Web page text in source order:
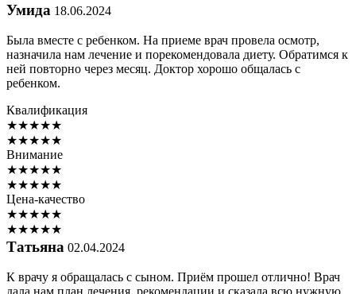
Умида 18.06.2024
Была вместе с ребенком. На приеме врач провела осмотр,
назначила нам лечение и порекомендовала диету. Обратимся к
ней повторно через месяц. Доктор хорошо общалась с
ребенком.
Квалификация
★★★★★
★★★★★
Внимание
★★★★★
★★★★★
Цена-качество
★★★★★
★★★★★
Татьяна 02.04.2024
К врачу я обращалась с сыном. Приём прошел отлично! Врач
дала нам план лечения, рекомендации и сказала всю нужную